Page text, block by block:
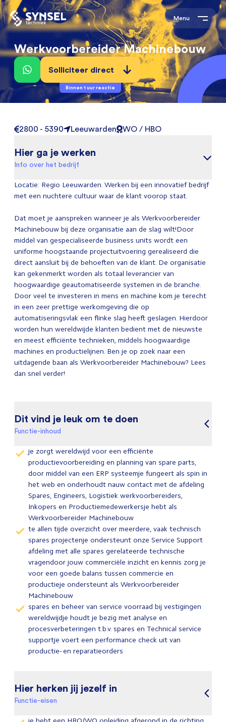
Menu
Werkvoorbereider Machinebouw
Solliciteer direct
Binnen 1 uur reactie
2800 - 5390 Leeuwarden WO / HBO
Hier ga je werken
Info over het bedrijf
Locatie: Regio Leeuwarden. Werken bij een innovatief bedrijf
met een nuchtere cultuur waar de klant voorop staat.
Dat moet je aanspreken wanneer je als Werkvoorbereider
Machinebouw bij deze organisatie aan de slag wilt!Door
middel van gespecialiseerde business units wordt een
uniforme hoogstaande projectuitvoering gerealiseerd die
direct aansluit bij de behoeften van de klant. De organisatie
kan gekenmerkt worden als totaal leverancier van
hoogwaardige geautomatiseerde systemen in de branche.
Door veel te investeren in mens en machine kom je terecht
in een zeer prettige werkomgeving die op
automatiseringsvlak een flinke slag heeft geslagen. Hierdoor
worden hun wereldwijde klanten bedient met de nieuwste
en meest efficiënte technieken, middels hoogwaardige
machines en productielijnen. Ben je op zoek naar een
uitdagende baan als Werkvoorbereider Machinebouw? Lees
dan snel verder!
Dit vind je leuk om te doen
Functie-inhoud
je zorgt wereldwijd voor een efficiënte
productievoorbereiding en planning van spare parts,
door middel van een ERP systeemje fungeert als spin in
het web en onderhoudt nauw contact met de afdeling
Spares, Engineers, Logistiek werkvoorbereiders,
Inkopers en Productiemedewerkersje hebt als
Werkvoorbereider Machinebouw
te allen tijde overzicht over meerdere, vaak technisch
spares projectenje ondersteunt onze Service Support
afdeling met alle spares gerelateerde technische
vragendoor jouw commerciële inzicht en kennis zorg je
voor een goede balans tussen commercie en
productieje ondersteunt als Werkvoorbereider
Machinebouw
spares en beheer van service voorraad bij vestigingen
wereldwijdje houdt je bezig met analyse en
procesverbeteringen t.b.v. spares en Technical service
supportje voert een performance check uit van
productie- en reparatieorders
Hier herken jij jezelf in
Functie-eisen